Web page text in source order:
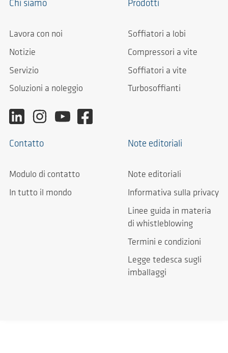
Chi siamo
Lavora con noi
Notizie
Servizio
Soluzioni a noleggio
Prodotti
Soffiatori a lobi
Compressori a vite
Soffiatori a vite
Turbosoffianti
Contatto
Modulo di contatto
In tutto il mondo
Note editoriali
Note editoriali
Informativa sulla privacy
Linee guida in materia
di whistleblowing
Termini e condizioni
Legge tedesca sugli
imballaggi